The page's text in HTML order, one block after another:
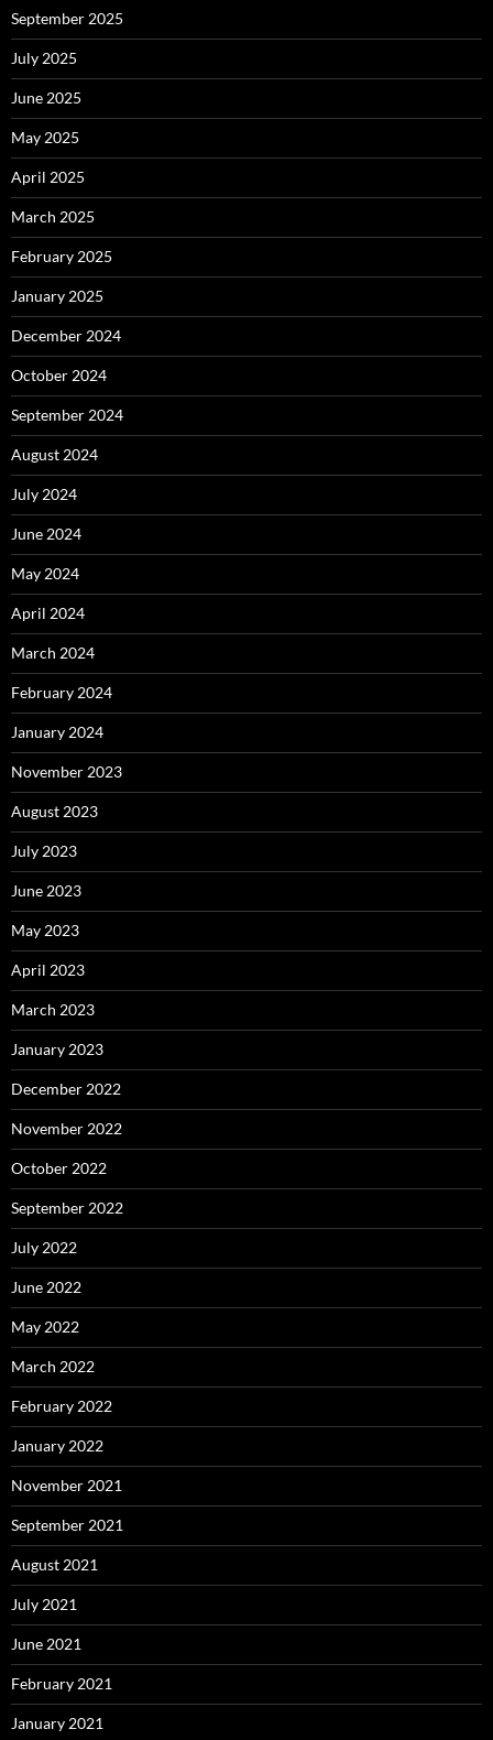
September 2025
July 2025
June 2025
May 2025
April 2025
March 2025
February 2025
January 2025
December 2024
October 2024
September 2024
August 2024
July 2024
June 2024
May 2024
April 2024
March 2024
February 2024
January 2024
November 2023
August 2023
July 2023
June 2023
May 2023
April 2023
March 2023
January 2023
December 2022
November 2022
October 2022
September 2022
July 2022
June 2022
May 2022
March 2022
February 2022
January 2022
November 2021
September 2021
August 2021
July 2021
June 2021
February 2021
January 2021